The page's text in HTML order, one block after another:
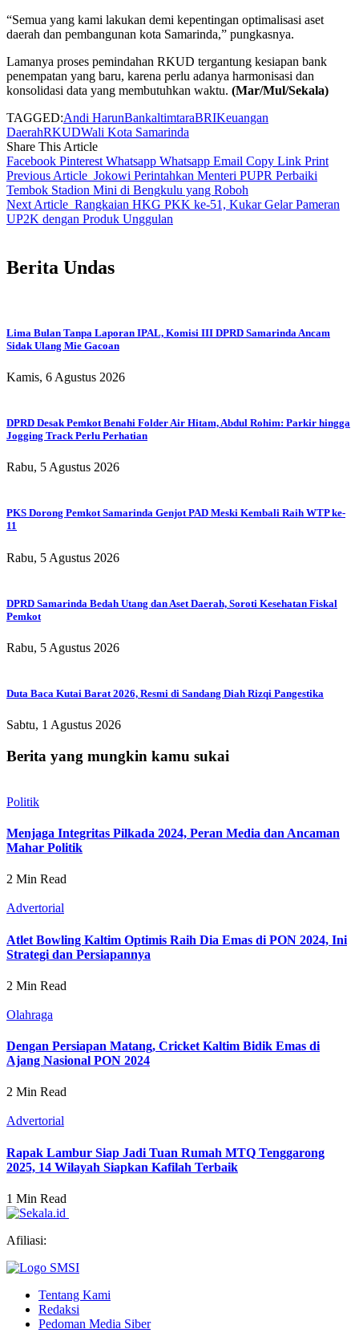
“Semua yang kami lakukan demi kepentingan optimalisasi aset
daerah dan pembangunan kota Samarinda,” pungkasnya.
Lamanya proses pemindahan RKUD tergantung kesiapan bank
penempatan yang baru, karena perlu adanya harmonisasi dan
konsolidasi data yang membutuhkan waktu. (Mar/Mul/Sekala)
TAGGED:Andi HarunBankaltimtaraBRIKeuangan
DaerahRKUDWali Kota Samarinda
Share This Article
Facebook Pinterest Whatsapp Whatsapp Email Copy Link Print
Previous Article Jokowi Perintahkan Menteri PUPR Perbaiki
Tembok Stadion Mini di Bengkulu yang Roboh
Next Article Rangkaian HKG PKK ke-51, Kukar Gelar Pameran
UP2K dengan Produk Unggulan
Berita Undas
Lima Bulan Tanpa Laporan IPAL, Komisi III DPRD Samarinda Ancam
Sidak Ulang Mie Gacoan
Kamis, 6 Agustus 2026
DPRD Desak Pemkot Benahi Folder Air Hitam, Abdul Rohim: Parkir hingga
Jogging Track Perlu Perhatian
Rabu, 5 Agustus 2026
PKS Dorong Pemkot Samarinda Genjot PAD Meski Kembali Raih WTP ke-
11
Rabu, 5 Agustus 2026
DPRD Samarinda Bedah Utang dan Aset Daerah, Soroti Kesehatan Fiskal
Pemkot
Rabu, 5 Agustus 2026
Duta Baca Kutai Barat 2026, Resmi di Sandang Diah Rizqi Pangestika
Sabtu, 1 Agustus 2026
Berita yang mungkin kamu sukai
Politik
Menjaga Integritas Pilkada 2024, Peran Media dan Ancaman
Mahar Politik
2 Min Read
Advertorial
Atlet Bowling Kaltim Optimis Raih Dia Emas di PON 2024, Ini
Strategi dan Persiapannya
2 Min Read
Olahraga
Dengan Persiapan Matang, Cricket Kaltim Bidik Emas di
Ajang Nasional PON 2024
2 Min Read
Advertorial
Rapak Lambur Siap Jadi Tuan Rumah MTQ Tenggarong
2025, 14 Wilayah Siapkan Kafilah Terbaik
1 Min Read
Afiliasi:
Tentang Kami
Redaksi
Pedoman Media Siber